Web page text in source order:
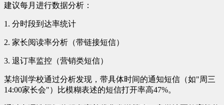
建议每月进行数据分析：
1. 分时段到达率统计
2. 家长阅读率分析（带链接短信）
3. 退订率监控（营销类短信）
某培训学校通过分析发现，带具体时间的通知短信（如"周三
14:00家长会"）比模糊表述的短信打开率高47%。